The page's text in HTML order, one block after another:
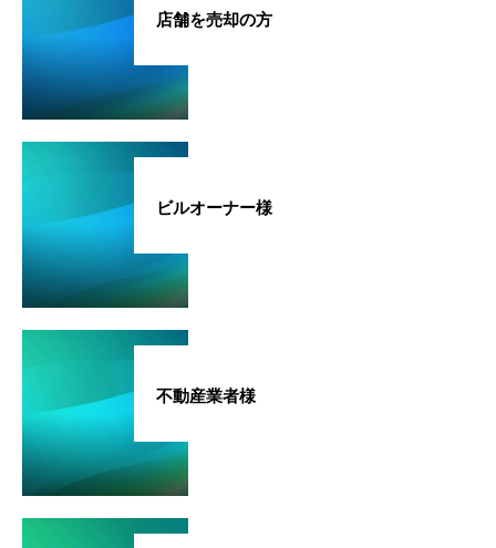
HOME
店舗を売却の方
ビルオーナー様
不動産業者様